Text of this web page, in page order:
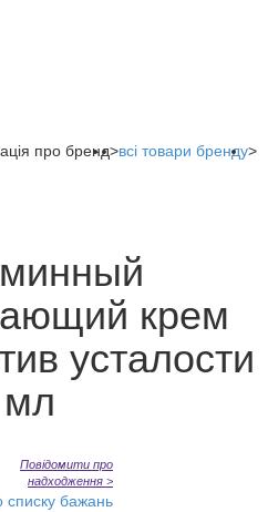
про бренд>всі товари бренду>
крем
усталости
Повідомити про
надходження >
списку бажань